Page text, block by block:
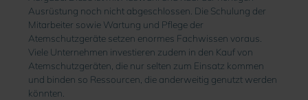
Ausrüstung noch nicht abgeschlossen. Die Schulung der
Mitarbeiter sowie Wartung und Pflege der
Atemschutzgeräte setzen enormes Fachwissen voraus.
Viele Unternehmen investieren zudem in den Kauf von
Atemschutzgeräten, die nur selten zum Einsatz kommen
und binden so Ressourcen, die anderweitig genutzt werden
könnten.